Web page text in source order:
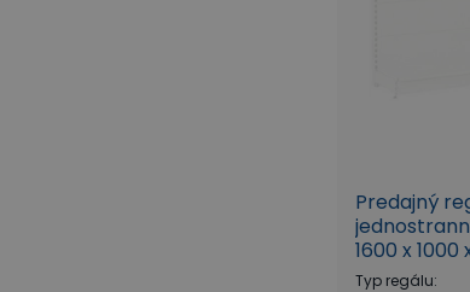
Predajný
1600 x
prídavný,
Typ regálu: